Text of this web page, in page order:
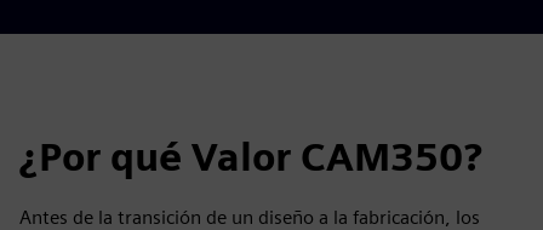
¿Por qué Valor CAM350?
Antes de la transición de un diseño a la fabricación, los